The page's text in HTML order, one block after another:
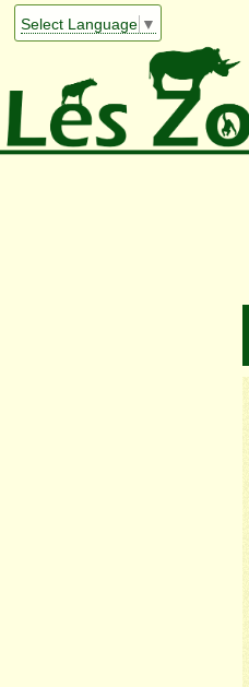
Select Language ▼